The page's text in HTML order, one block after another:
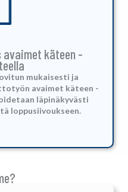
käteen -
mukaisesti ja
avaimet käteen -
läpinäkyvästi
loppusiivoukseen.